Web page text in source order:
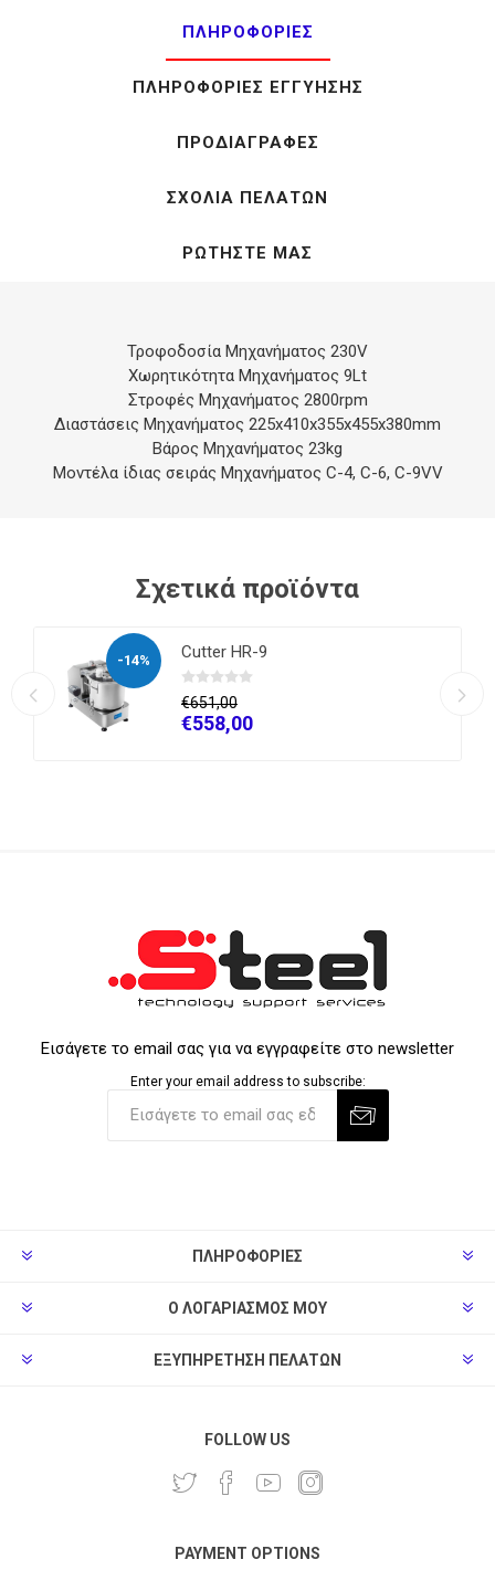
ΠΛΗΡΟΦΟΡΊΕΣ
ΠΛΗΡΟΦΟΡΊΕΣ ΕΓΓΎΗΣΗΣ
ΠΡΟΔΙΑΓΡΑΦΈΣ
ΣΧΌΛΙΑ ΠΕΛΑΤΏΝ
ΡΩΤΉΣΤΕ ΜΑΣ
Τροφοδοσία Μηχανήματος 230V
Χωρητικότητα Μηχανήματος 9Lt
Στροφές Μηχανήματος 2800rpm
Διαστάσεις Μηχανήματος 225x410x355x455x380mm
Βάρος Μηχανήματος 23kg
Μοντέλα ίδιας σειράς Μηχανήματος C-4, C-6, C-9VV
Σχετικά προϊόντα
-14% Cutter HR-9
€651,00
€558,00
Εισάγετε το email σας για να εγγραφείτε στο newsletter
Enter your email address to subscribe:
ΠΛΗΡΟΦΟΡΊΕΣ
Ο ΛΟΓΑΡΙΑΣΜΌΣ ΜΟΥ
ΕΞΥΠΗΡΈΤΗΣΗ ΠΕΛΑΤΏΝ
FOLLOW US
PAYMENT OPTIONS